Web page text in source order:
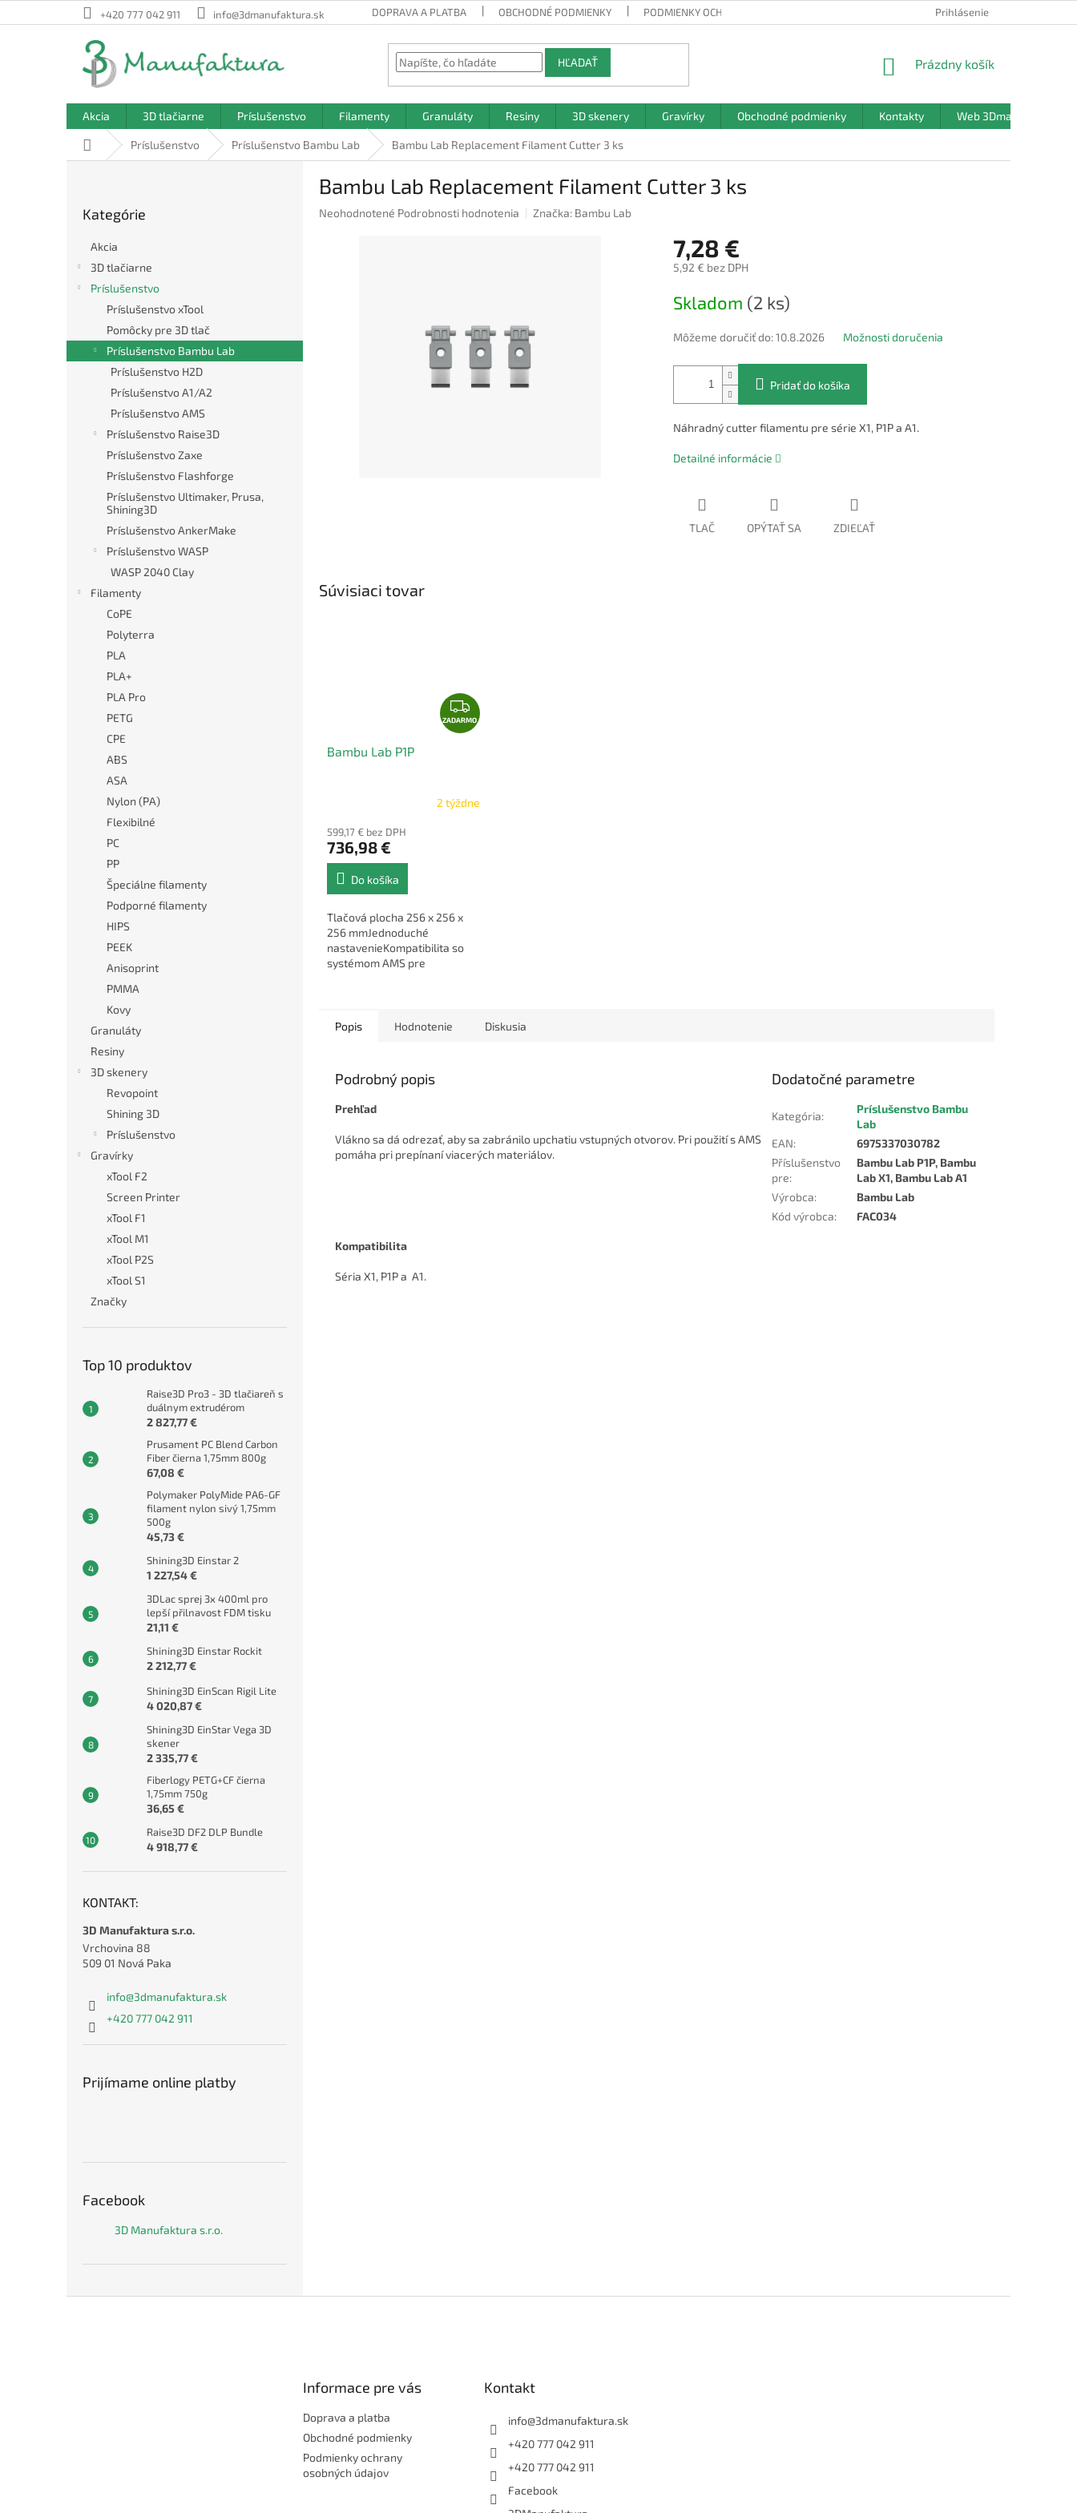
na
+420 777 042 911 info@3dmanufaktura.sk DOPRAVA A PLATBA OBCHODNÉ PODMIENKY PODMIENKY OCHRANY OSOBNÝCH ÚDAJOV Prihlásenie
HĽADAŤ
NÁKUPNÝ
Prázdny košík
Akcia 3D tlačiarne Príslušenstvo Filamenty Granuláty Resiny 3D skenery Gravírky Obchodné podmienky Kontakty Web 3Dmanufaktura.sk
DomovPríslušenstvo Príslušenstvo Bambu Lab Bambu Lab Replacement Filament Cutter 3 ks
kategórie
Kategórie
Akcia
3D tlačiarne
Príslušenstvo
Príslušenstvo xTool
Pomôcky pre 3D tlač
Príslušenstvo Bambu Lab
Príslušenstvo H2D
Príslušenstvo A1/A2
Príslušenstvo AMS
Príslušenstvo Raise3D
Príslušenstvo Zaxe
Príslušenstvo Flashforge
Príslušenstvo Ultimaker, Prusa,
Shining3D
Príslušenstvo AnkerMake
Príslušenstvo WASP
WASP 2040 Clay
Filamenty
CoPE
Polyterra
PLA
PLA+
PLA Pro
PETG
CPE
ABS
ASA
Nylon (PA)
Flexibilné
PC
PP
Špeciálne filamenty
Podporné filamenty
HIPS
PEEK
Anisoprint
PMMA
Kovy
Granuláty
Resiny
3D skenery
Revopoint
Shining 3D
Príslušenstvo
Gravírky
xTool F2
Screen Printer
xTool F1
xTool M1
xTool P2S
xTool S1
Značky
Top 10 produktov
Raise3D Pro3 - 3D tlačiareň s
duálnym extrudérom
2 827,77 €
Prusament PC Blend Carbon
Fiber čierna 1,75mm 800g
67,08 €
Polymaker PolyMide PA6-GF
filament nylon sivý 1,75mm
500g
45,73 €
Shining3D Einstar 2
1 227,54 €
3DLac sprej 3x 400ml pro
lepší přilnavost FDM tisku
21,11 €
Shining3D Einstar Rockit
2 212,77 €
Shining3D EinScan Rigil Lite
4 020,87 €
Shining3D EinStar Vega 3D
skener
2 335,77 €
Fiberlogy PETG+CF čierna
1,75mm 750g
36,65 €
Raise3D DF2 DLP Bundle
4 918,77 €
KONTAKT:
3D Manufaktura s.r.o.
Vrchovina 88
509 01 Nová Paka
info@3dmanufaktura.sk
+420 777 042 911
Prijímame online platby
Facebook
3D Manufaktura s.r.o.
Bambu Lab Replacement Filament Cutter 3 ks
Priemerné
Neohodnotené Podrobnosti hodnotenia Značka: Bambu Lab
7,28 €
5,92 € bez DPH
cena:
Skladom (2 ks)
Môžeme doručiť do: 10.8.2026 Možnosti doručenia
Pridať do košíka
Náhradný cutter filamentu pre série X1, P1P a A1.
Detailné informácie
TLAČ OPÝTAŤ SA ZDIEĽAŤ
Súvisiaci tovar
Z
A
M
ZADARMO
Bambu Lab P1P
2 týždne
599,17 € bez DPH
736,98 €
Do košíka
Tlačová plocha 256 x 256 x
256 mmJednoduché
nastavenieKompatibilita so
systémom AMS pre
Popis Hodnotenie Diskusia
Podrobný popis
Prehľad
Vlákno sa dá odrezať, aby sa zabránilo upchatiu vstupných otvorov. Pri použití s AMS
pomáha pri prepínaní viacerých materiálov.
Kompatibilita
Séria X1, P1P a A1.
Dodatočné parametre
Kategória:
Príslušenstvo Bambu
Lab
EAN:
6975337030782
Příslušenstvo
pre:
Bambu Lab P1P, Bambu
Lab X1, Bambu Lab A1
Výrobca:
Bambu Lab
Kód výrobca: FAC034
Informace pre vás
Doprava a platba
Obchodné podmienky
Podmienky ochrany
osobných údajov
Kontakt
info@3dmanufaktura.sk
+420 777 042 911
+420 777 042 911
Facebook